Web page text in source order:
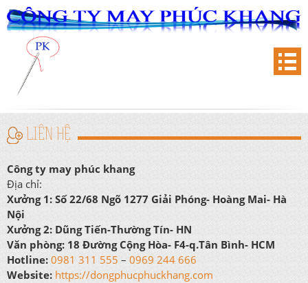
LIÊN HỆ
Công ty may phúc khang
Địa chỉ:
Xưởng 1: Số 22/68 Ngõ 1277 Giải Phóng- Hoàng Mai- Hà
Nội
Xưởng 2: Dũng Tiến-Thường Tín- HN
Văn phòng: 18 Đường Cộng Hòa- F4-q.Tân Bình- HCM
Hotline: 0981 311 555 – 0969 244 666
Website: https://dongphucphuckhang.com